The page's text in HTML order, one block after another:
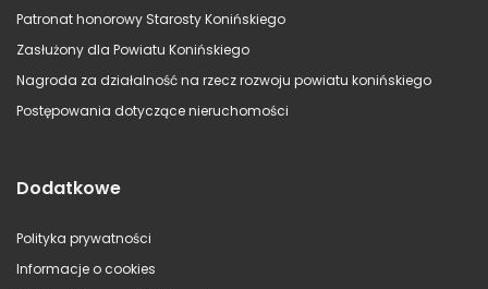
Patronat honorowy Starosty Konińskiego
Zasłużony dla Powiatu Konińskiego
Nagroda za działalność na rzecz rozwoju powiatu konińskiego
Postępowania dotyczące nieruchomości
Dodatkowe
Polityka prywatności
Informacje o cookies